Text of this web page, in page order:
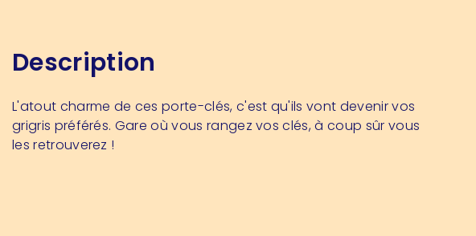
Description
L'atout charme de ces porte-clés, c'est qu'ils vont devenir vos
grigris préférés. Gare où vous rangez vos clés, à coup sûr vous
les retrouverez !